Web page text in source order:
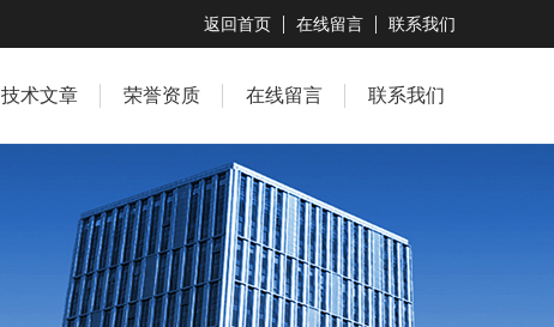
返回首页 在线留言 联系我们
技术文章 荣誉资质 在线留言 联系我们